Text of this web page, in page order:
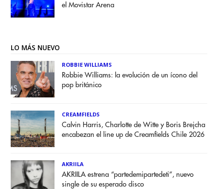
el Movistar Arena
LO MÁS NUEVO
ROBBIE WILLIAMS
Robbie Williams: la evolución de un ícono del
pop británico
CREAMFIELDS
Calvin Harris, Charlotte de Witte y Boris Brejcha
encabezan el line up de Creamfields Chile 2026
AKRIILA
AKRIILA estrena “partedemipartedeti”, nuevo
single de su esperado disco